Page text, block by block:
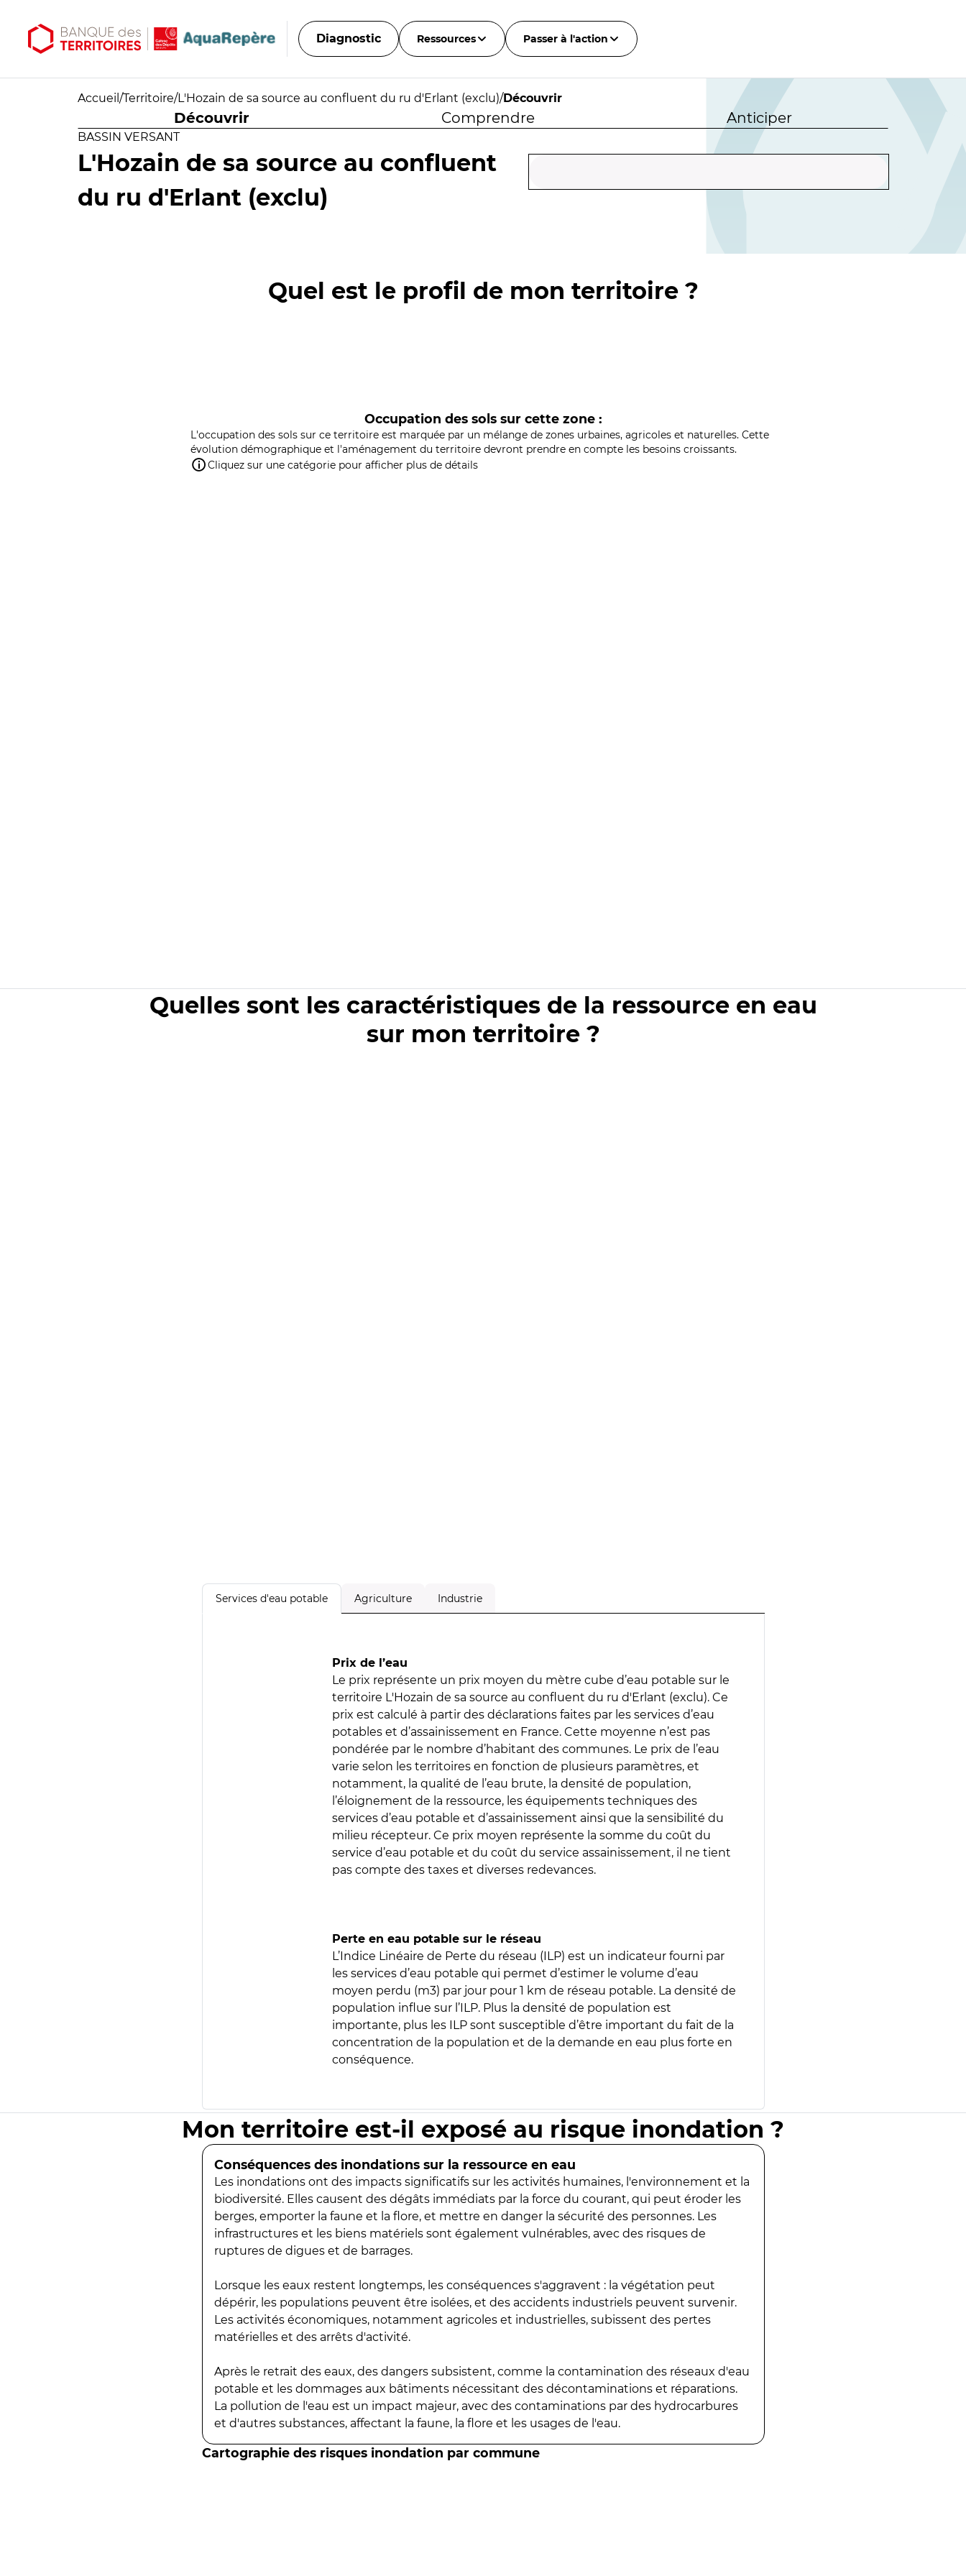
Diagnostic Ressources Passer à l'action
Accueil /Territoire/L'Hozain de sa source au confluent du ru d'Erlant (exclu)/Découvrir
Découvrir Comprendre Anticiper
BASSIN VERSANT
L'Hozain de sa source au confluent
du ru d'Erlant (exclu)
Quel est le profil de mon territoire ?
Occupation des sols sur cette zone :
L'occupation des sols sur ce territoire est marquée par un mélange de zones urbaines, agricoles et naturelles. Cette
évolution démographique et l'aménagement du territoire devront prendre en compte les besoins croissants.
Cliquez sur une catégorie pour afficher plus de détails
Quelles sont les caractéristiques de la ressource en eau
sur mon territoire ?
Services d'eau potable Agriculture Industrie
Prix de l’eau
Le prix représente un prix moyen du mètre cube d’eau potable sur le
territoire L'Hozain de sa source au confluent du ru d'Erlant (exclu). Ce
prix est calculé à partir des déclarations faites par les services d’eau
potables et d’assainissement en France. Cette moyenne n’est pas
pondérée par le nombre d’habitant des communes. Le prix de l’eau
varie selon les territoires en fonction de plusieurs paramètres, et
notamment, la qualité de l’eau brute, la densité de population,
l’éloignement de la ressource, les équipements techniques des
services d’eau potable et d’assainissement ainsi que la sensibilité du
milieu récepteur. Ce prix moyen représente la somme du coût du
service d’eau potable et du coût du service assainissement, il ne tient
pas compte des taxes et diverses redevances.
Perte en eau potable sur le réseau
L’Indice Linéaire de Perte du réseau (ILP) est un indicateur fourni par
les services d’eau potable qui permet d’estimer le volume d’eau
moyen perdu (m3) par jour pour 1 km de réseau potable. La densité de
population influe sur l’ILP. Plus la densité de population est
importante, plus les ILP sont susceptible d’être important du fait de la
concentration de la population et de la demande en eau plus forte en
conséquence.
Mon territoire est-il exposé au risque inondation ?
Conséquences des inondations sur la ressource en eau
Les inondations ont des impacts significatifs sur les activités humaines, l'environnement et la
biodiversité. Elles causent des dégâts immédiats par la force du courant, qui peut éroder les
berges, emporter la faune et la flore, et mettre en danger la sécurité des personnes. Les
infrastructures et les biens matériels sont également vulnérables, avec des risques de
ruptures de digues et de barrages.
Lorsque les eaux restent longtemps, les conséquences s'aggravent : la végétation peut
dépérir, les populations peuvent être isolées, et des accidents industriels peuvent survenir.
Les activités économiques, notamment agricoles et industrielles, subissent des pertes
matérielles et des arrêts d'activité.
Après le retrait des eaux, des dangers subsistent, comme la contamination des réseaux d'eau
potable et les dommages aux bâtiments nécessitant des décontaminations et réparations.
La pollution de l'eau est un impact majeur, avec des contaminations par des hydrocarbures
et d'autres substances, affectant la faune, la flore et les usages de l'eau.
Cartographie des risques inondation par commune